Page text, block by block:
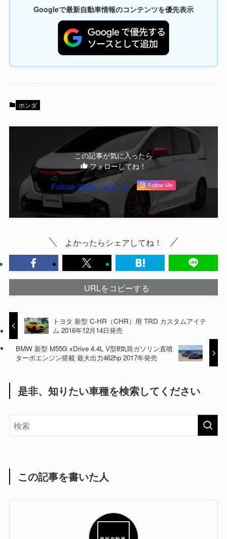
Googleで最新自動車情報のコンテンツを優先表示
ホンダ
この記事が気に入ったら
フォローしてね！
Follow @car_repo_jp Follow Me
よかったらシェアしてね！
URLをコピーする
トヨタ 新型 C-HR（CHR）用 TRD カスタムアイテ
ム 2016年12月14日発売
BMW 新型 M550i xDrive 4.4L V型8気筒ガソリン直噴
ターボエンジン搭載 最大出力462hp 2017年発売
是非、知りたい車種を検索してください
この記事を書いた人